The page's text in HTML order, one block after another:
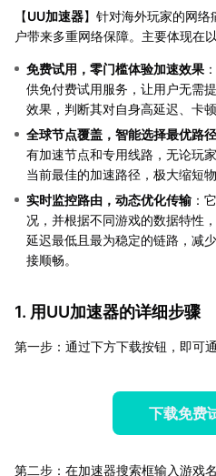
【UU加速器】针对海外玩家的网
户带来多重网络保障。主要体现在
免费试用，零门槛体验加速效果
供免付费试用服务，让用户无需
效果，判断其对自身高延迟、卡
全球节点覆盖，智能选择最优路径
有加速节点和专用线路，无论玩
当前最佳的加速路径，极大缩短
实时监控路由，动态优化传输 ：
况，并根据不同游戏的数据特性
延迟最低且最为稳定的链路，减
接顺畅。
1. 用UU加速器的详细步骤
第一步：通过下方下载按钮，即可
下载免费
第二步：在加速器搜索框输入游戏